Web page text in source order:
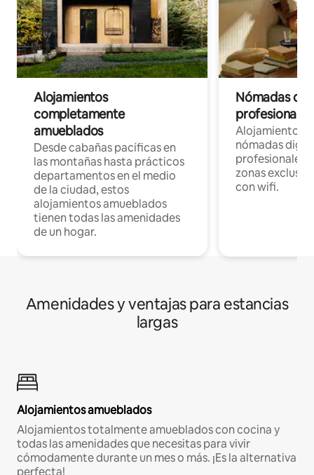
Alojamientos
completamente
amueblados
Desde cabañas pacíficas en
las montañas hasta prácticos
departamentos en el medio
de la ciudad, estos
alojamientos amueblados
tienen todas las amenidades
de un hogar.
Nómadas
Alojamientos
nómadas
profesionales
zonas
con wifi.
Amenidades y ventajas para estancias
largas
Alojamientos amueblados
Alojamientos totalmente amueblados con cocina y
todas las amenidades que necesitas para vivir
cómodamente durante un mes o más. ¡Es la alternativa
perfecta!